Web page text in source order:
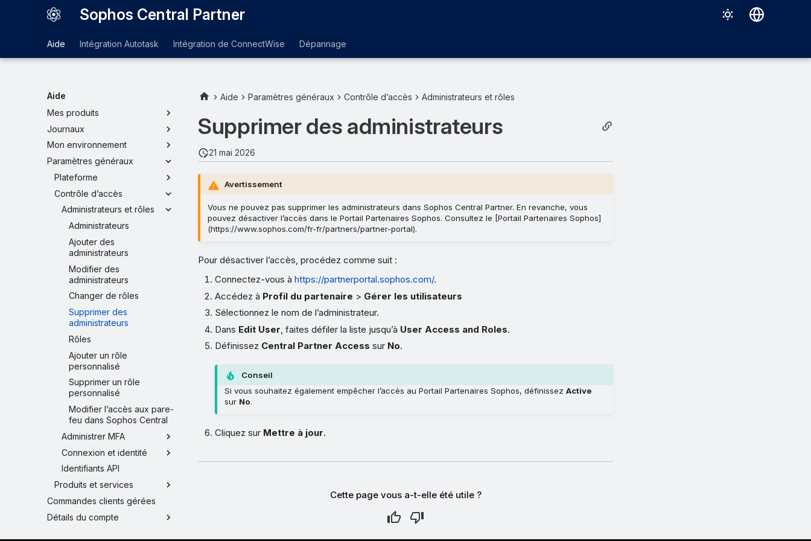
Sophos Central Partner
Aide Intégration Autotask Intégration de ConnectWise Dépannage
Aide
Tableau de bord
Mon entreprise
Mes produits
Journaux
Mon environnement
Paramètres généraux
Plateforme
Contrôle d’accès
Administrateurs et rôles
Administrateurs
Ajouter des
administrateurs
Modifier des
administrateurs
Changer de rôles
Supprimer des
administrateurs
Rôles
Ajouter un rôle
personnalisé
Supprimer un rôle
personnalisé
Modifier l’accès aux pare-
feu dans Sophos Central
Administrer MFA
Connexion et identité
Identifiants API
Produits et services
Commandes clients gérées
Détails du compte
Aide Paramètres généraux Contrôle d’accès Administrateurs et rôles
Supprimer des administrateurs
21 mai 2026
Avertissement
Vous ne pouvez pas supprimer les administrateurs dans Sophos Central Partner. En revanche, vous
pouvez désactiver l’accès dans le Portail Partenaires Sophos. Consultez le [Portail Partenaires Sophos]
(https://www.sophos.com/fr-fr/partners/partner-portal).
Pour désactiver l’accès, procédez comme suit :
Connectez-vous àhttps://partnerportal.sophos.com/.
Accédez à Profil du partenaire > Gérer les utilisateurs
Sélectionnez le nom de l’administrateur.
Dans Edit User , faites défiler la liste jusqu’à User Access and Roles.
Définissez Central Partner Access sur No.
Conseil
Si vous souhaitez également empêcher l’accès au Portail Partenaires Sophos, définissezActive
sur No.
Cliquez sur Mettre à jour.
Cette page vous a-t-elle été utile ?